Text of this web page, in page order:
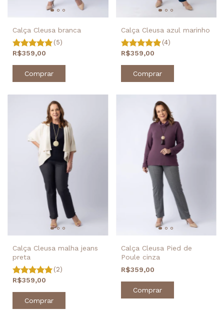
Calça Cleusa branca
(5)
R$359,00
Comprar
Calça Cleusa azul marinho
(4)
R$359,00
Comprar
Calça Cleusa malha jeans
preta
(2)
R$359,00
Comprar
Calça Cleusa Pied de
Poule cinza
R$359,00
Comprar